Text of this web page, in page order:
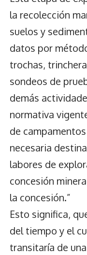
la recolección
suelos y
datos por
trochas,
sondeos de
demás
normativa
de
necesaria
labores de
concesión
la concesión.”
Esto significa,
del tiempo y el
transitaría de